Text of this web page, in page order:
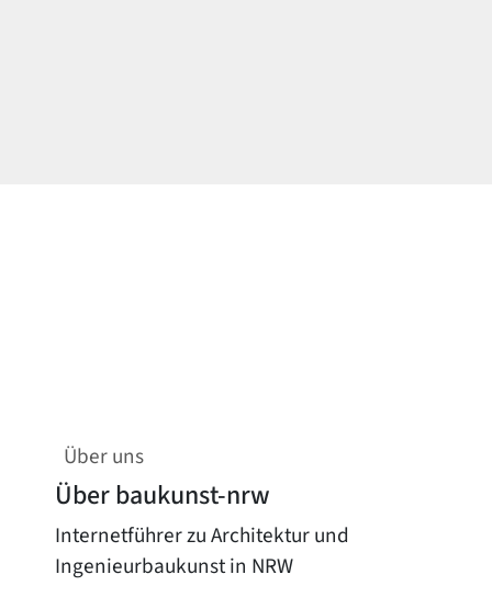
Über uns
Über baukunst-nrw
Internetführer zu Architektur und
Ingenieurbaukunst in NRW